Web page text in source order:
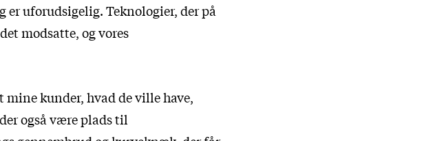
uforudsigelig. Teknologier, der på
modsatte, og vores
mine kunder, hvad de ville have,
også være plads til